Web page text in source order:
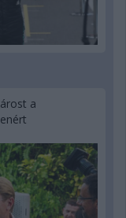
a